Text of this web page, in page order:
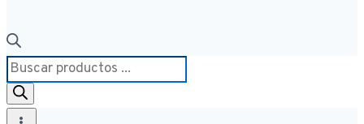
Búsqueda
de
productos